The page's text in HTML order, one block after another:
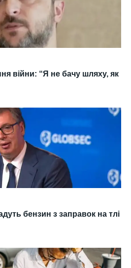
війни: “Я не бачу шляху, як
бензин з заправок на тлі